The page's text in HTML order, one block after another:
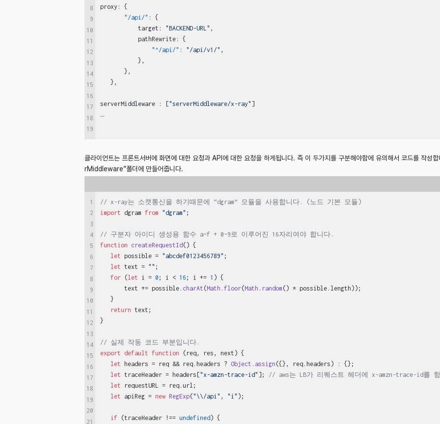
8
9
10
11
12
13
14
15
16
17
18
19
proxy :
{
"/api/" :
{
           target
: "BACKEND-URL" ,
           pathRewrite
:
{
"^/api/" : "/api/v1/" ,
} ,
} ,
} ,
serverMiddleware : ["serverMiddleware/x-ray" ]
클라이언트는 프론트서버에 화면에 대한 요청과 API에 대한 요청을 하게됩니다. 즉 이 두가지를 구분해야함에 유의해서 코드를 작
rMiddleware”폴더에 만들어줍니다.
1
2
3
4
5
6
7
8
9
10
11
12
13
14
15
16
17
18
19
20
21
// x-ray는 소캣통신을 하기때문에 “dgram” 모듈을 사용합니다. (노드 기본 모듈)
import dgram from "dgram" ;
// 구분자 아이디 생성용 함수 a~f + 0~9로 이루어진 16자리여야 합니다.
function createRequestId ( ) {
let possible = "abcdef0123456789" ;
let text = "" ;
for (let i = 0 ; i < 16 ; i += 1 ) {
       text += possible.
charAt (Math . floor(Math . random () * possible. length ));
   }
return text;
}
// 실제 작동 코드 부분입니다.
export default function (req, res, next ) {
let headers = req && req. headers ? Object . assign ({}, req. headers ) : {};
let traceHeader = headers["x-amzn-trace-id" ]; // aws는 LB가 리퀘스트 헤더에 x-amzn-trace-id를
let requestURL = req. url ;
let apiReg = new RegExp("\\/api" , "i" );
if (traceHeader !== undefined ) {